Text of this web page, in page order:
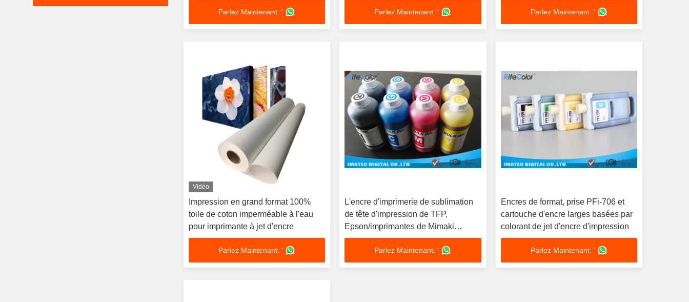
Parlez Maintenant. ' Parlez Maintenant. ' Parlez Maintenant. '
Vidéo
Impression en grand format 100%
toile de coton imperméable à l'eau
pour imprimante à jet d'encre
Parlez Maintenant. '
L'encre d'imprimerie de sublimation
de tête d'impression de TFP,
Epson/imprimantes de Mimaki
teignent la sous encre 1 litre
Parlez Maintenant. '
Encres de format, prise PFi-706 et
cartouche d'encre larges basées par
colorant de jet d'encre d'impression
Parlez Maintenant. '